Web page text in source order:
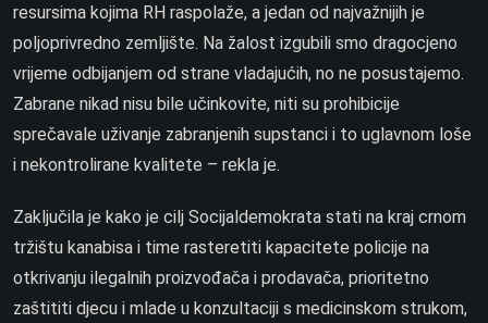
resursima kojima RH raspolaže, a jedan od najvažnijih je
poljoprivredno zemljište. Na žalost izgubili smo dragocjeno
vrijeme odbijanjem od strane vladajućih, no ne posustajemo.
Zabrane nikad nisu bile učinkovite, niti su prohibicije
sprečavale uživanje zabranjenih supstanci i to uglavnom loše
i nekontrolirane kvalitete – rekla je.
Zaključila je kako je cilj Socijaldemokrata stati na kraj crnom
tržištu kanabisa i time rasteretiti kapacitete policije na
otkrivanju ilegalnih proizvođača i prodavača, prioritetno
zaštititi djecu i mlade u konzultaciji s medicinskom strukom,